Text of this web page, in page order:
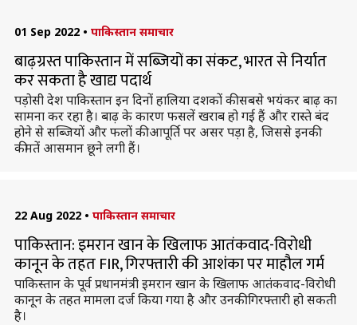
01 Sep 2022 • पाकिस्तान समाचार
बाढ़ग्रस्त पाकिस्तान में सब्जियों का संकट, भारत से निर्यात
कर सकता है खाद्य पदार्थ
पड़ोसी देश पाकिस्तान इन दिनों हालिया दशकों की सबसे भयंकर बाढ़ का
सामना कर रहा है। बाढ़ के कारण फसलें खराब हो गई हैं और रास्ते बंद
होने से सब्जियों और फलों की आपूर्ति पर असर पड़ा है, जिससे इनकी
कीमतें आसमान छूने लगी हैं।
22 Aug 2022 • पाकिस्तान समाचार
पाकिस्तान: इमरान खान के खिलाफ आतंकवाद-विरोधी
कानून के तहत FIR, गिरफ्तारी की आशंका पर माहौल गर्म
पाकिस्तान के पूर्व प्रधानमंत्री इमरान खान के खिलाफ आतंकवाद-विरोधी
कानून के तहत मामला दर्ज किया गया है और उनकी गिरफ्तारी हो सकती
है।